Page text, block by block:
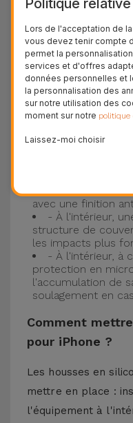
Protection à 3
silicone
Nos coques en
construction
construction à trois
maximum les
- Une première
donne de la
complète à la
votre smartphone.
avec une finition
- À l'intérieur,
structure de
les impacts plus
- À l'intérieur, à
protection en
l'accumulation de
soulagement en
Comment
pour iPhone ?
Les housses en
mettre en place :
l'équipement à
Lors de l'acceptation de
vous devez tenir compte
permet la
services et d'offres
données personnelles et
la personnalisation des
sur notre utilisation des
moment sur notre
Laissez-moi choisir